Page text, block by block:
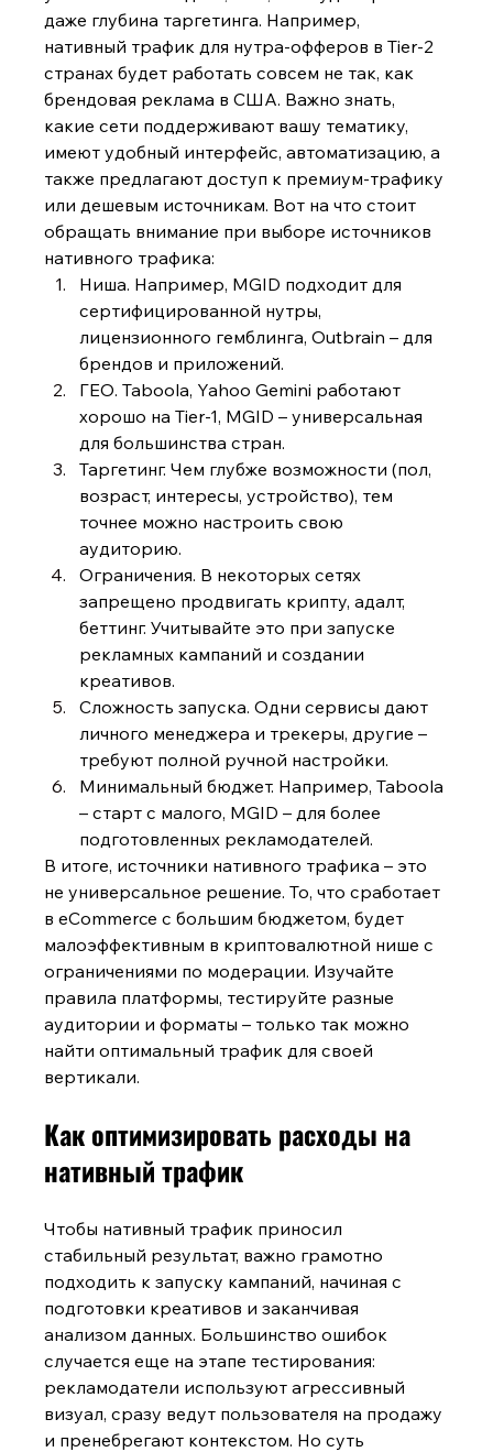
даже глубина таргетинга. Например,
нативный трафик для нутра-офферов в Tier-2
странах будет работать совсем не так, как
брендовая реклама в США. Важно знать,
какие сети поддерживают вашу тематику,
имеют удобный интерфейс, автоматизацию, а
также предлагают доступ к премиум-трафику
или дешевым источникам. Вот на что стоит
обращать внимание при выборе источников
нативного трафика:
Ниша. Например, MGID подходит для
сертифицированной нутры,
лицензионного гемблинга, Outbrain – для
брендов и приложений.
ГЕО. Taboola, Yahoo Gemini работают
хорошо на Tier-1, MGID – универсальная
для большинства стран.
Таргетинг. Чем глубже возможности (пол,
возраст, интересы, устройство), тем
точнее можно настроить свою
аудиторию.
Ограничения. В некоторых сетях
запрещено продвигать крипту, адалт,
беттинг. Учитывайте это при запуске
рекламных кампаний и создании
креативов.
Сложность запуска. Одни сервисы дают
личного менеджера и трекеры, другие –
требуют полной ручной настройки.
Минимальный бюджет. Например, Taboola
– старт с малого, MGID – для более
подготовленных рекламодателей.
В итоге, источники нативного трафика – это
не универсальное решение. То, что сработает
в eCommerce с большим бюджетом, будет
малоэффективным в криптовалютной нише с
ограничениями по модерации. Изучайте
правила платформы, тестируйте разные
аудитории и форматы – только так можно
найти оптимальный трафик для своей
вертикали.
Как оптимизировать расходы на
нативный трафик
Чтобы нативный трафик приносил
стабильный результат, важно грамотно
подходить к запуску кампаний, начиная с
подготовки креативов и заканчивая
анализом данных. Большинство ошибок
случается еще на этапе тестирования:
рекламодатели используют агрессивный
визуал, сразу ведут пользователя на продажу
и пренебрегают контекстом. Но суть